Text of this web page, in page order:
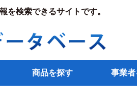
を検索できるサイトです。
商品を探す 事業